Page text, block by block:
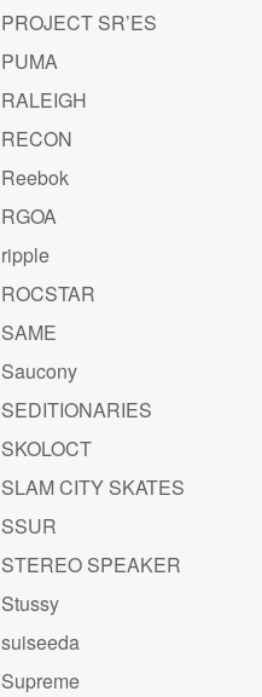
PROJECT SR’ES
PUMA
RALEIGH
RECON
Reebok
RGOA
ripple
ROCSTAR
SAME
Saucony
SEDITIONARIES
SKOLOCT
SLAM CITY SKATES
SSUR
STEREO SPEAKER
Stussy
suiseeda
Supreme